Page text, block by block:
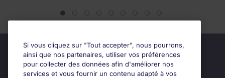
Si vous cliquez sur "Tout accepter", nous pourrons,
ainsi que nos partenaires, utiliser vos préférences
pour collecter des données afin d'améliorer nos
services et vous fournir un contenu adapté à vos